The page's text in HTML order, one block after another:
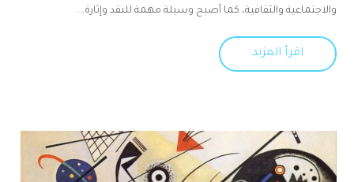
والاجتماعية والثقافية، كما أصبح وسيلة مهمة للنقد وإثارة...
اقرأ المزيد